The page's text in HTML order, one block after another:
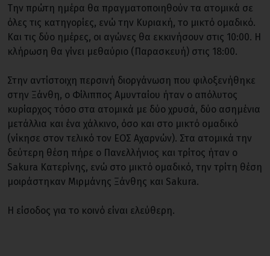
Την πρώτη ημέρα θα πραγματοποιηθούν τα ατομικά σε
όλες τις κατηγορίες, ενώ την Κυριακή, το μικτό ομαδικό.
Και τις δύο ημέρες, οι αγώνες θα εκκινήσουν στις 10:00. Η
κλήρωση θα γίνει μεθαύριο (Παρασκευή) στις 18:00.
Στην αντίστοιχη περσινή διοργάνωση που φιλοξενήθηκε
στην Ξάνθη, ο Φίλιππος Αμυνταίου ήταν ο απόλυτος
κυρίαρχος τόσο στα ατομικά με δύο χρυσά, δύο ασημένια
μετάλλια και ένα χάλκινο, όσο και στο μικτό ομαδικό
(νίκησε στον τελικό τον ΕΟΣ Αχαρνών). Στα ατομικά την
δεύτερη θέση πήρε ο Πανελλήνιος και τρίτος ήταν ο
Sakura Κατερίνης, ενώ στο μικτό ομαδικό, την τρίτη θέση
μοιράστηκαν Μιρμάνης Ξάνθης και Sakura.
Η είσοδος για το κοινό είναι ελεύθερη.